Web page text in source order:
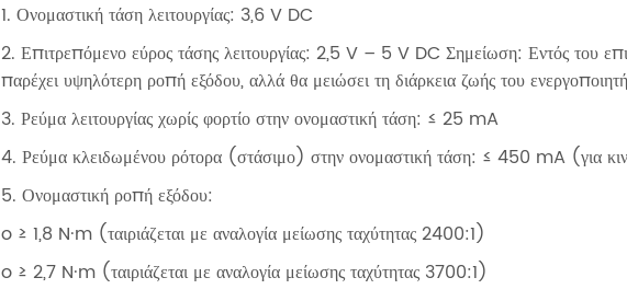
1. Ονομαστική τάση λειτουργίας: 3,6 V DC
2. Επιτρεπόμενο εύρος τάσης λειτουργίας: 2,5 V – 5 V DC Σημείωση: Εντός του
παρέχει υψηλότερη ροπή εξόδου, αλλά θα μειώσει τη διάρκεια ζωής του
3. Ρεύμα λειτουργίας χωρίς φορτίο στην ονομαστική τάση: ≤ 25 mA
4. Ρεύμα κλειδωμένου ρότορα (στάσιμο) στην ονομαστική τάση: ≤ 450 mA (για
5. Ονομαστική ροπή εξόδου:
o ≥ 1,8 N·m (ταιριάζεται με αναλογία μείωσης ταχύτητας 2400:1)
o ≥ 2,7 N·m (ταιριάζεται με αναλογία μείωσης ταχύτητας 3700:1)